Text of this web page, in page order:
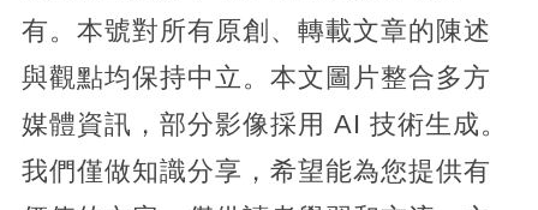
有。本號對所有原創、轉載文章的陳述
與觀點均保持中立。本文圖片整合多方
媒體資訊，部分影像採用 AI 技術生成。
我們僅做知識分享，希望能為您提供有